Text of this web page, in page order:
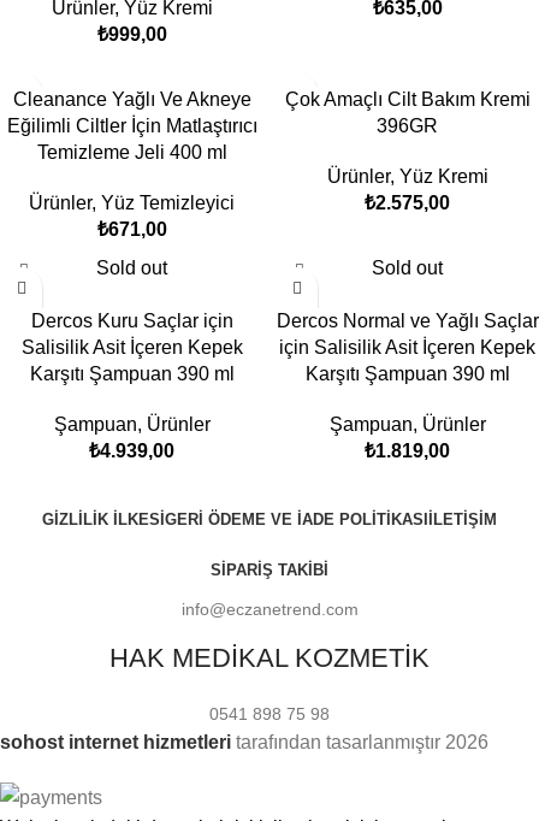
Ürünler, Yüz Kremi
₺999,00
₺635,00
Cleanance Yağlı Ve Akneye
Eğilimli Ciltler İçin Matlaştırıcı
Temizleme Jeli 400 ml
Ürünler, Yüz Temizleyici
₺671,00
Çok Amaçlı Cilt Bakım Kremi
396GR
Ürünler, Yüz Kremi
₺2.575,00
Sold out
Dercos Kuru Saçlar için
Salisilik Asit İçeren Kepek
Karşıtı Şampuan 390 ml
Şampuan, Ürünler
₺4.939,00
Sold out
Dercos Normal ve Yağlı Saçlar
için Salisilik Asit İçeren Kepek
Karşıtı Şampuan 390 ml
Şampuan, Ürünler
₺1.819,00
GIZLILIK İLKESI GERI ÖDEME VE İADE POLITIKASI İLETIŞIM
SIPARIŞ TAKIBI
info@eczanetrend.com
HAK MEDİKAL KOZMETİK
0541 898 75 98
sohost internet hizmetleri tarafından tasarlanmıştır 2026